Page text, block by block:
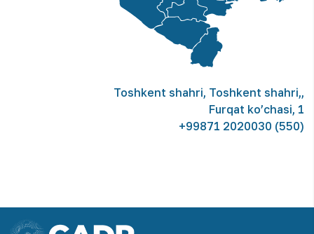
Toshkent shahri, Toshkent shahri,,
Furqat ko’chasi, 1
+99871 2020030 (550)